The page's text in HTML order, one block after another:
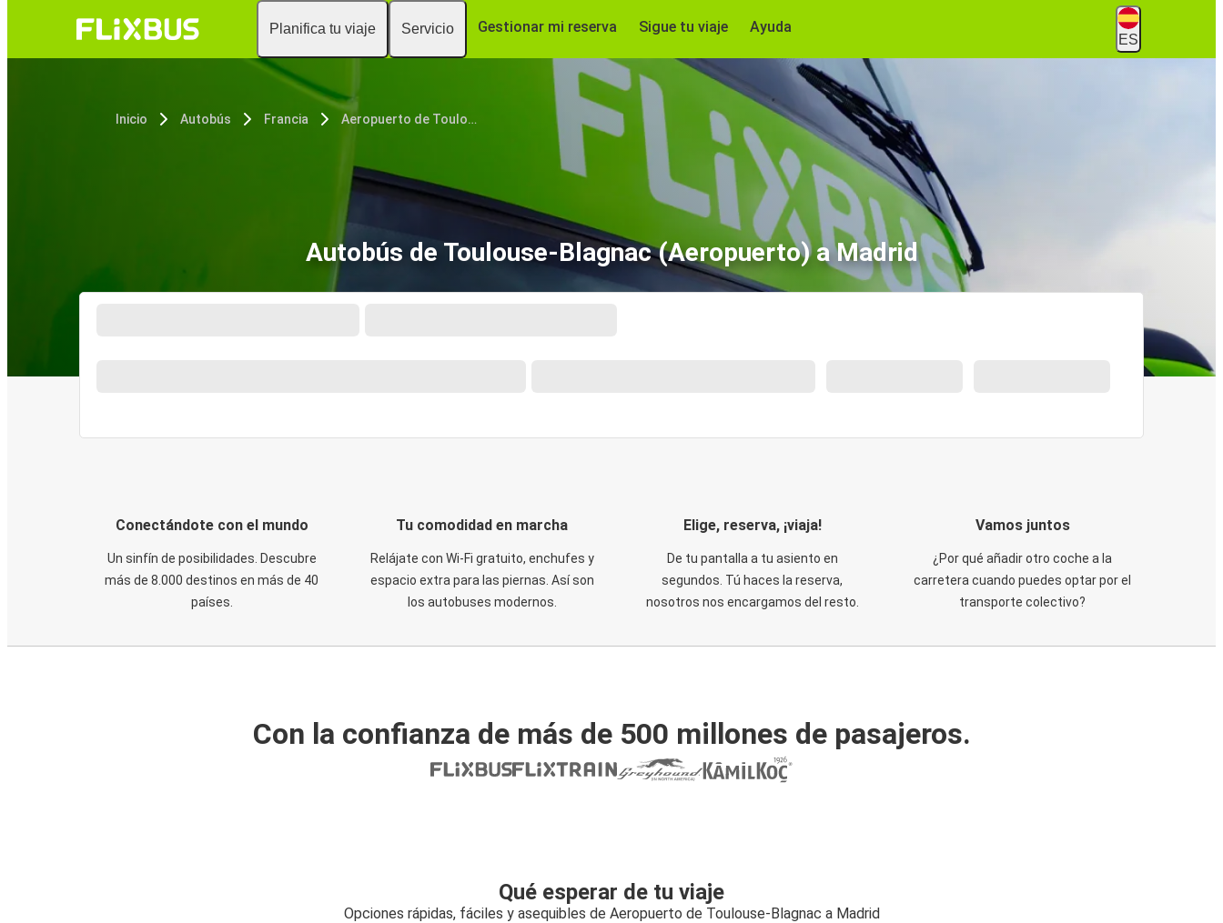
Planifica tu viaje Servicio Gestionar mi reserva Sigue tu viaje Ayuda
ES
Inicio Autobús Francia Aeropuerto de Toulouse-Blagnac
Autobús de Toulouse-Blagnac (Aeropuerto) a Madrid
Conectándote con el mundo
Un sinfín de posibilidades. Descubre
más de 8.000 destinos en más de 40
países.
Tu comodidad en marcha
Relájate con Wi-Fi gratuito, enchufes y
espacio extra para las piernas. Así son
los autobuses modernos.
Elige, reserva, ¡viaja!
De tu pantalla a tu asiento en
segundos. Tú haces la reserva,
nosotros nos encargamos del resto.
Vamos juntos
¿Por qué añadir otro coche a la
carretera cuando puedes optar por el
transporte colectivo?
Con la confianza de más de 500 millones de pasajeros.
Qué esperar de tu viaje
Opciones rápidas, fáciles y asequibles de Aeropuerto de Toulouse-Blagnac a Madrid